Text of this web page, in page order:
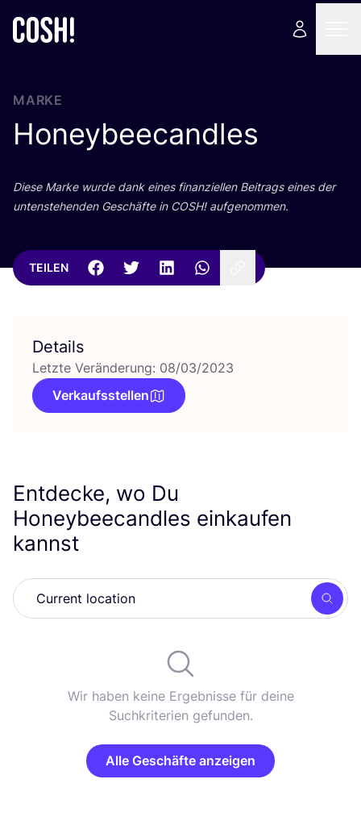
MARKE
Honeybeecandles
Die­se Mar­ke wur­de dank eines finan­zi­el­len Bei­trags eines der
unten­ste­hen­den Geschäf­te in COSH! aufgenommen.
TEILEN
Details
Letzte Veränderung: 08/03/2023
Verkaufsstellen
Entdecke, wo Du
Honeybeecandles einkaufen
kannst
Wir haben keine Ergebnisse für deine
Suchkriterien gefunden.
Alle Geschäfte anzeigen